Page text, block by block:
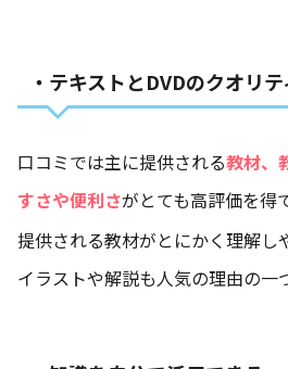
・テキストとDVDのクオリ
口コミでは主に提供される教材、
すさや便利さがとても高評価を得
提供される教材がとにかく理解し
イラストや解説も人気の理由の一